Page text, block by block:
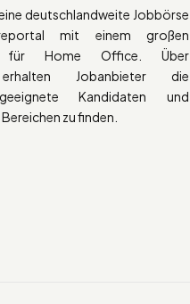
deutschlandweite Jobbörse
mit einem großen
für Home Office. Über
Jobanbieter die
Kandidaten und
zu finden.